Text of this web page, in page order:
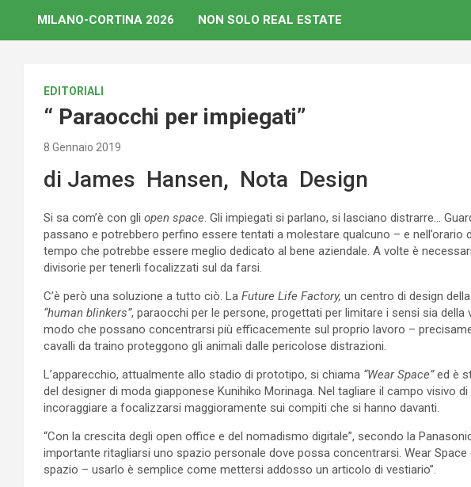
MILANO-CORTINA 2026 NON SOLO REAL ESTATE
EDITORIALI
“ Paraocchi per impiegati”
8 Gennaio 2019
di James Hansen, Nota Design
Si sa com’è con gli open space . Gli impiegati si parlano, si lasciano distrarre…
passano e potrebbero perfino essere tentati a molestare qualcuno – e nell’orario
tempo che potrebbe essere meglio dedicato al bene aziendale. A volte è
divisorie per tenerli focalizzati sul da farsi.
C’è però una soluzione a tutto ciò. La Future Life Factory, un centro di design
“human blinkers”, paraocchi per le persone, progettati per limitare i sensi sia della
modo che possano concentrarsi più efficacemente sul proprio lavoro –
cavalli da traino proteggono gli animali dalle pericolose distrazioni.
L’apparecchio, attualmente allo stadio di prototipo, si chiama “Wear Space”ed è
del designer di moda giapponese Kunihiko Morinaga. Nel tagliare il campo visivo
incoraggiare a focalizzarsi maggioramente sui compiti che si hanno davanti.
“Con la crescita degli open office e del nomadismo digitale”, secondo la
importante ritagliarsi uno spazio personale dove possa concentrarsi. Wear
spazio – usarlo è semplice come mettersi addosso un articolo di vestiario”.